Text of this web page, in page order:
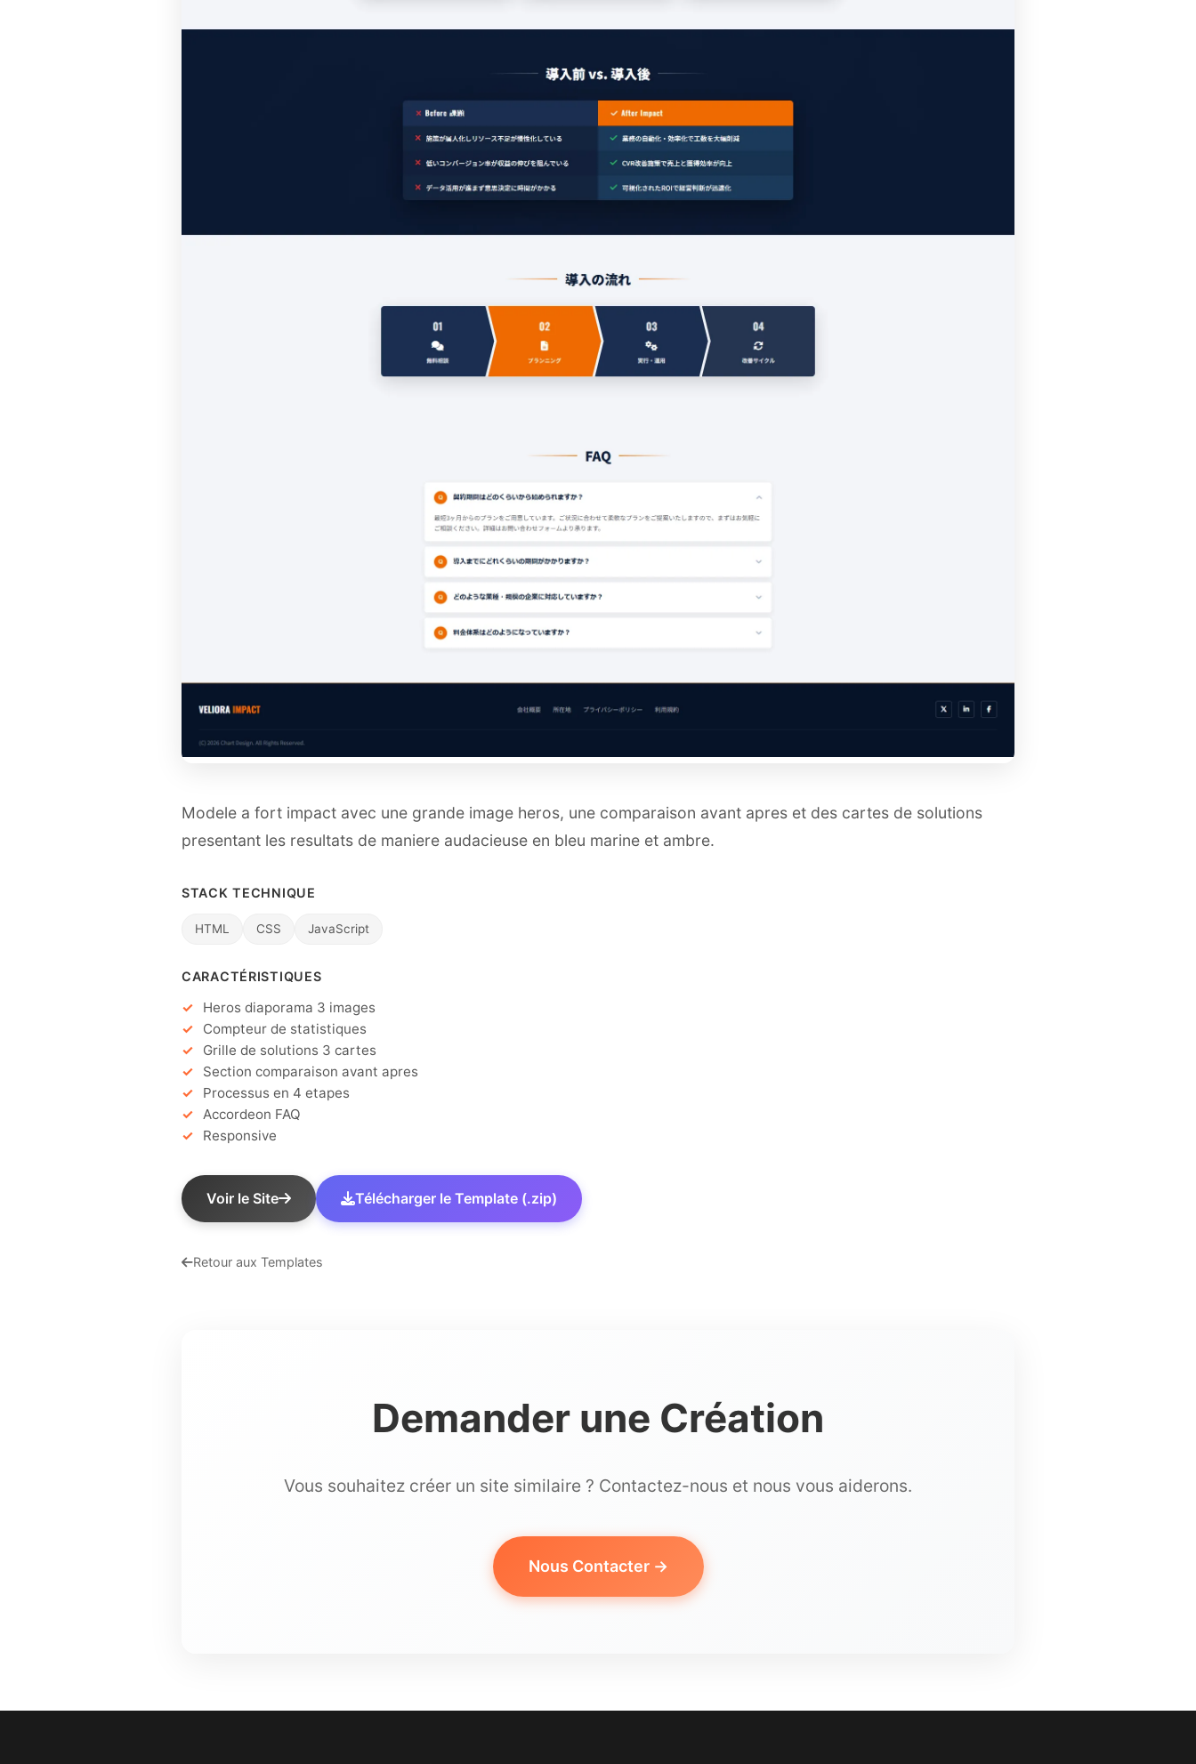
Modele a fort impact avec une grande image heros, une comparaison avant apres et des cartes de solutions
presentant les resultats de maniere audacieuse en bleu marine et ambre.
STACK TECHNIQUE
HTML CSS JavaScript
CARACTÉRISTIQUES
Heros diaporama 3 images
Compteur de statistiques
Grille de solutions 3 cartes
Section comparaison avant apres
Processus en 4 etapes
Accordeon FAQ
Responsive
Voir le Site Télécharger le Template (.zip)
Retour aux Templates
Demander une Création
Vous souhaitez créer un site similaire ? Contactez-nous et nous vous aiderons.
Nous Contacter →